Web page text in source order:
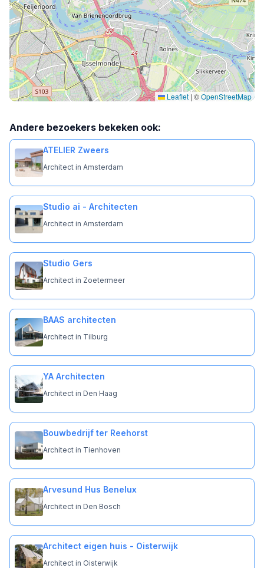
Leaflet | ©OpenStreetMap
Andere bezoekers bekeken ook:
ATELIER Zweers
Architect in Amsterdam
Studio ai - Architecten
Architect in Amsterdam
Studio Gers
Architect in Zoetermeer
BAAS architecten
Architect in Tilburg
YA Architecten
Architect in Den Haag
Bouwbedrijf ter Reehorst
Architect in Tienhoven
Arvesund Hus Benelux
Architect in Den Bosch
Architect eigen huis - Oisterwijk
Architect in Oisterwijk